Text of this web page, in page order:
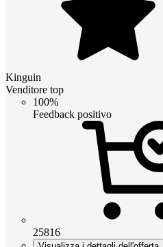
Kinguin
Venditore top
100%
Feedback positivo
25816